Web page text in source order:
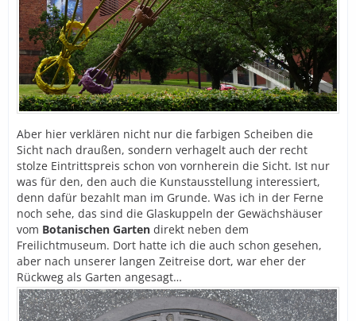
Aber hier verklären nicht nur die farbigen Scheiben die
Sicht nach draußen, sondern verhagelt auch der recht
stolze Eintrittspreis schon von vornherein die Sicht. Ist nur
was für den, den auch die Kunstausstellung interessiert,
denn dafür bezahlt man im Grunde. Was ich in der Ferne
noch sehe, das sind die Glaskuppeln der Gewächshäuser
vom Botanischen Garten direkt neben dem
Freilichtmuseum. Dort hatte ich die auch schon gesehen,
aber nach unserer langen Zeitreise dort, war eher der
Rückweg als Garten angesagt…